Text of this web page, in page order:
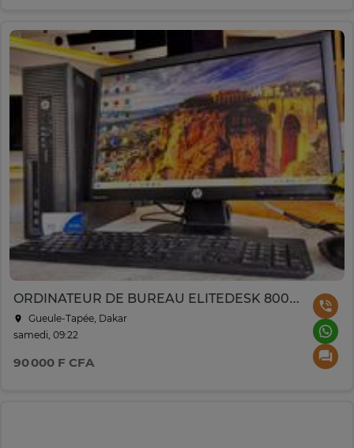
ORDINATEUR DE BUREAU ELITEDESK 800G1
Gueule-Tapée, Dakar
samedi, 09:22
90 000 F CFA